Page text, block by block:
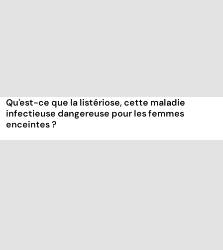
Qu'est-ce que la listériose, cette maladie
infectieuse dangereuse pour les femmes
enceintes ?